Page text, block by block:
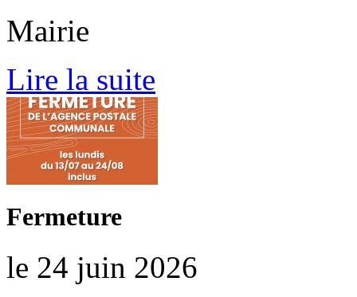
Mairie
Lire la suite
Fermeture
le 24 juin 2026